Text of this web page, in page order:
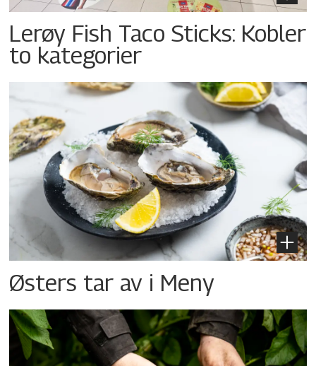
Lerøy Fish Taco Sticks: Kobler
to kategorier
Østers tar av i Meny